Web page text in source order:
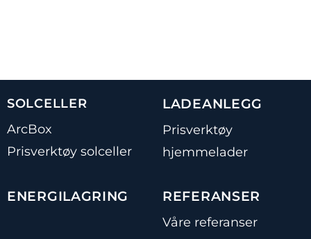
SOLCELLER
ArcBox
Prisverktøy solceller
LADEANLEGG
Prisverktøy
hjemmelader
ENERGILAGRING REFERANSER
Våre referanser